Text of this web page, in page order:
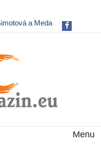
a Meda
Menu